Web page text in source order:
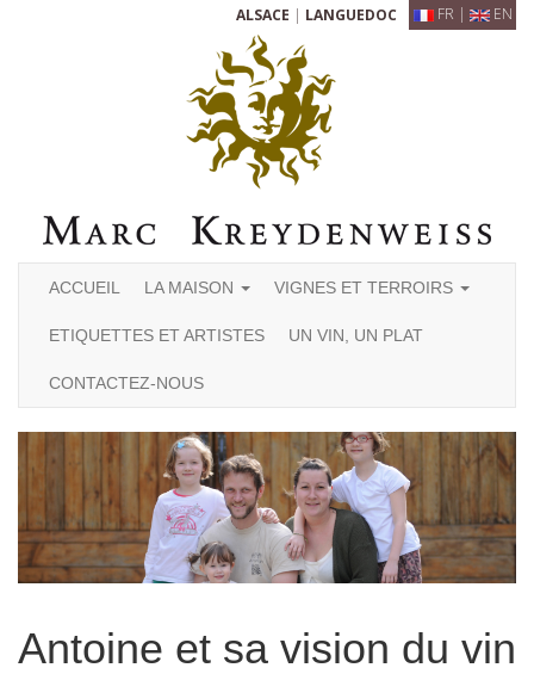
FR | EN
ALSACE | LANGUEDOC
ACCUEIL LA MAISON VIGNES ET TERROIRS
ETIQUETTES ET ARTISTES UN VIN, UN PLAT
CONTACTEZ-NOUS
Antoine et sa vision du vin